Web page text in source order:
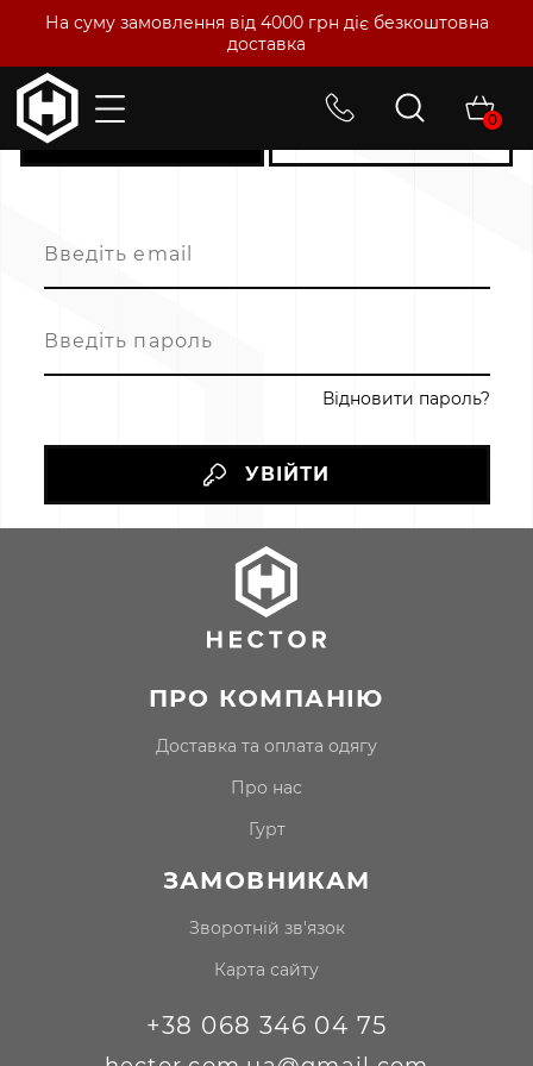
На суму замовлення від 4000 грн діє безкоштовна
доставка
0
Відновити пароль?
УВІЙТИ
ПРО КОМПАНІЮ
доставка та оплата одягу
про нас
гурт
ЗАМОВНИКАМ
Зворотній зв'язок
Карта сайту
+38 068 346 04 75